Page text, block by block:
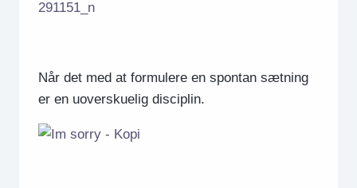
Når det med at formulere en spontan sætning
er en uoverskuelig disciplin.